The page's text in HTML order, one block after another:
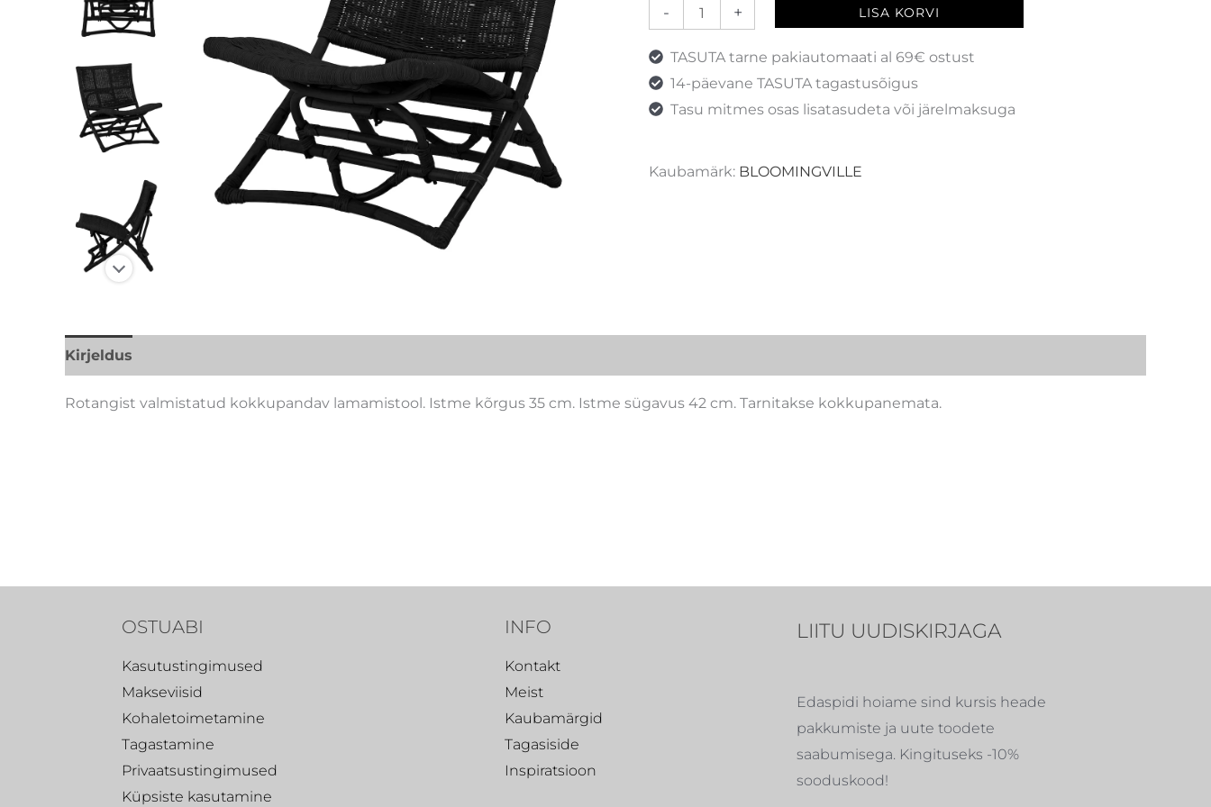
- + LISA KORVI
TASUTA tarne pakiautomaati al 69€ ostust
14-päevane TASUTA tagastusõigus
Tasu mitmes osas lisatasudeta või järelmaksuga
Kaubamärk: BLOOMINGVILLE
Kirjeldus
Rotangist valmistatud kokkupandav lamamistool. Istme kõrgus 35 cm. Istme sügavus 42 cm. Tarnitakse kokkupanemata.
OSTUABI
Kasutustingimused
Makseviisid
Kohaletoimetamine
Tagastamine
Privaatsustingimused
Küpsiste kasutamine
INFO
Kontakt
Meist
Kaubamärgid
Tagasiside
Inspiratsioon
LIITU UUDISKIRJAGA
Edaspidi hoiame sind kursis heade
pakkumiste ja uute toodete
saabumisega. Kingituseks -10%
sooduskood!